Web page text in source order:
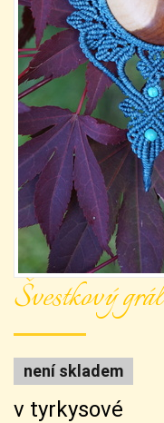
Švestkový grál
není skladem
v tyrkysové